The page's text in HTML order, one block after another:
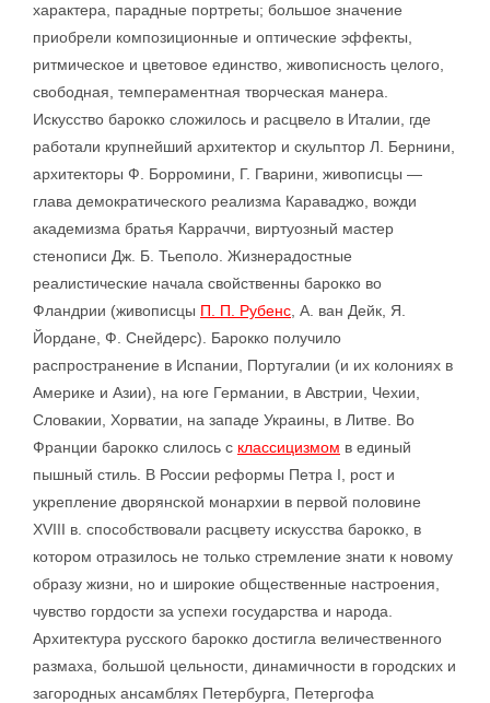
характера, парадные портреты; большое значение
приобрели композиционные и оптические эффекты,
ритмическое и цветовое единство, живописность целого,
свободная, темпераментная творческая манера.
Искусство барокко сложилось и расцвело в Италии, где
работали крупнейший архитектор и скульптор Л. Бернини,
архитекторы Ф. Борромини, Г. Гварини, живописцы —
глава демократического реализма Караваджо, вожди
академизма братья Карраччи, виртуозный мастер
стенописи Дж. Б. Тьеполо. Жизнерадостные
реалистические начала свойственны барокко во
Фландрии (живописцы П. П. Рубенс , А. ван Дейк, Я.
Йордане, Ф. Снейдерс). Барокко получило
распространение в Испании, Португалии (и их колониях в
Америке и Азии), на юге Германии, в Австрии, Чехии,
Словакии, Хорватии, на западе Украины, в Литве. Во
Франции барокко слилось с классицизмом в единый
пышный стиль. В России реформы Петра I, рост и
укрепление дворянской монархии в первой половине
XVIII в. способствовали расцвету искусства барокко, в
котором отразилось не только стремление знати к новому
образу жизни, но и широкие общественные настроения,
чувство гордости за успехи государства и народа.
Архитектура русского барокко достигла величественного
размаха, большой цельности, динамичности в городских и
загородных ансамблях Петербурга, Петергофа